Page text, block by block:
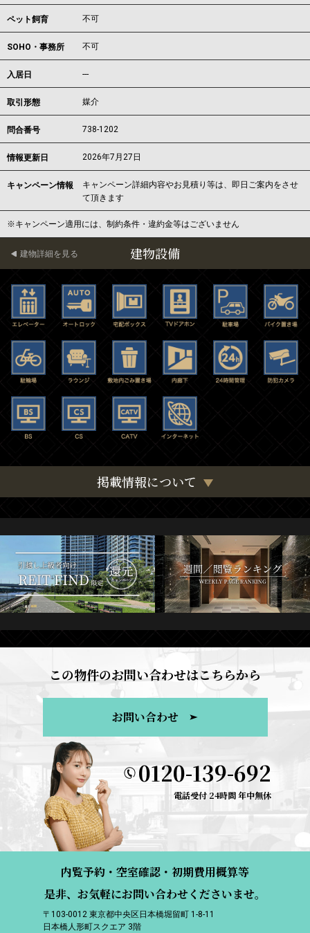
ペット飼育 不可
SOHO・事務所 不可
入居日 ---
取引形態 媒介
問合番号 738-1202
情報更新日 2026年7月27日
キャンペーン情報
キャンペーン詳細内容やお見積り等は、即日ご案内をさせ
て頂きます
※キャンペーン適用には、制約条件・違約金等はございません
建物設備
建物詳細を見る
掲載情報について
この物件のお問い合わせはこちらから
お問い合わせ
0120-139-692
電話受付 24時間 年中無休
内覧予約・空室確認・初期費用概算等
是非、お気軽にお問い合わせくださいませ。
〒103-0012 東京都中央区日本橋堀留町 1-8-11
日本橋人形町スクエア 3階